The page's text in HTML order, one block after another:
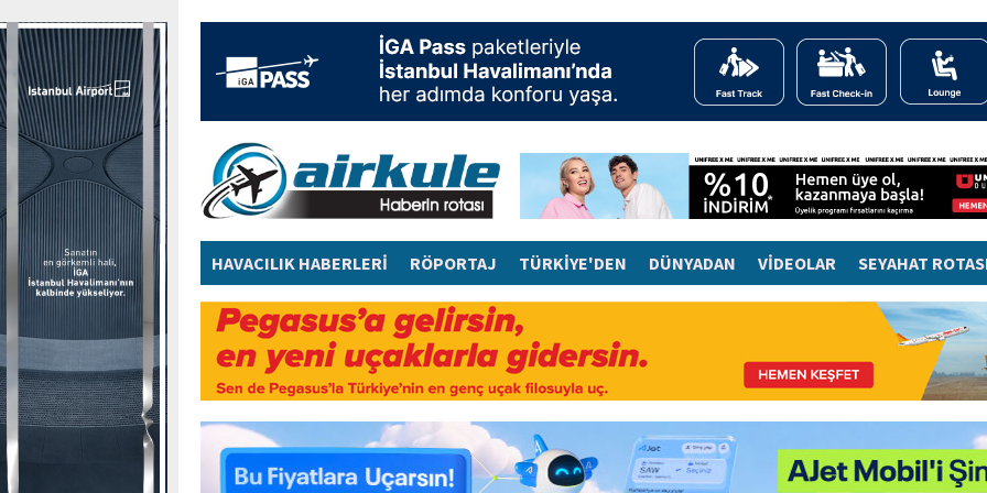
HAVACILIK HABERLERİ RÖPORTAJ TÜRKİYE'DEN DÜNYADAN VİDEOLAR SEYAHAT